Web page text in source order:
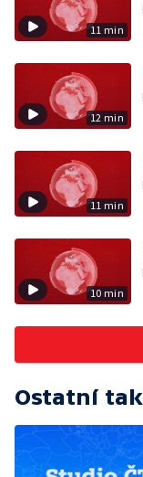
11 min
12 min
11 min
10 min
Ostatní